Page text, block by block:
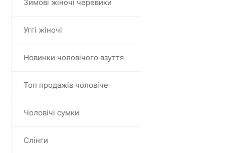
Зимові жіночі черевики
Уггі жіночі
Новинки чоловічого взуття
Топ продажів чоловіче
Чоловічі сумки
Слінги